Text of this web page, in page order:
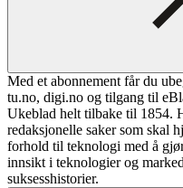
Med et abonnement får du
tu.no, digi.no og tilgang til
Ukeblad helt tilbake til 1854.
redaksjonelle saker som skal
forhold til teknologi med å
innsikt i teknologier og
suksesshistorier.